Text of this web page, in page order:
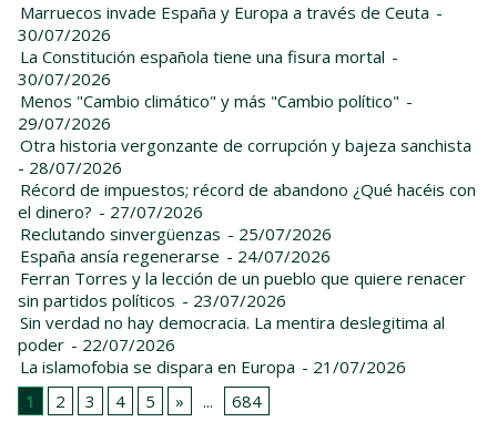
Marruecos invade España y Europa a través de Ceuta -
30/07/2026
La Constitución española tiene una fisura mortal -
30/07/2026
Menos "Cambio climático" y más "Cambio político" -
29/07/2026
Otra historia vergonzante de corrupción y bajeza sanchista
- 28/07/2026
Récord de impuestos; récord de abandono ¿Qué hacéis con
el dinero? - 27/07/2026
Reclutando sinvergüenzas - 25/07/2026
España ansía regenerarse - 24/07/2026
Ferran Torres y la lección de un pueblo que quiere renacer
sin partidos políticos - 23/07/2026
Sin verdad no hay democracia. La mentira deslegitima al
poder - 22/07/2026
La islamofobia se dispara en Europa - 21/07/2026
1
2 3 4 5 » ... 684